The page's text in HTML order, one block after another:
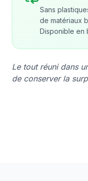
Sans
de matériaux
Disponible en
Le tout réuni dans
de conserver la